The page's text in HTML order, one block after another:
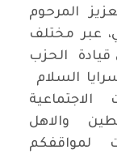
المرحوم
عبر مختلف
قيادة الحزب
السلام
والاهل
لمواقفكم